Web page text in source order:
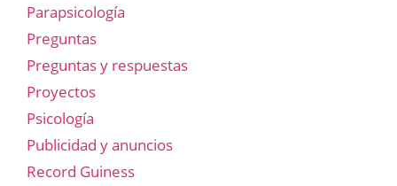
Parapsicología
Preguntas
Preguntas y respuestas
Proyectos
Psicología
Publicidad y anuncios
Record Guiness